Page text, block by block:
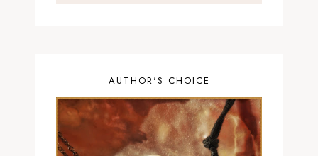
AUTHOR'S CHOICE